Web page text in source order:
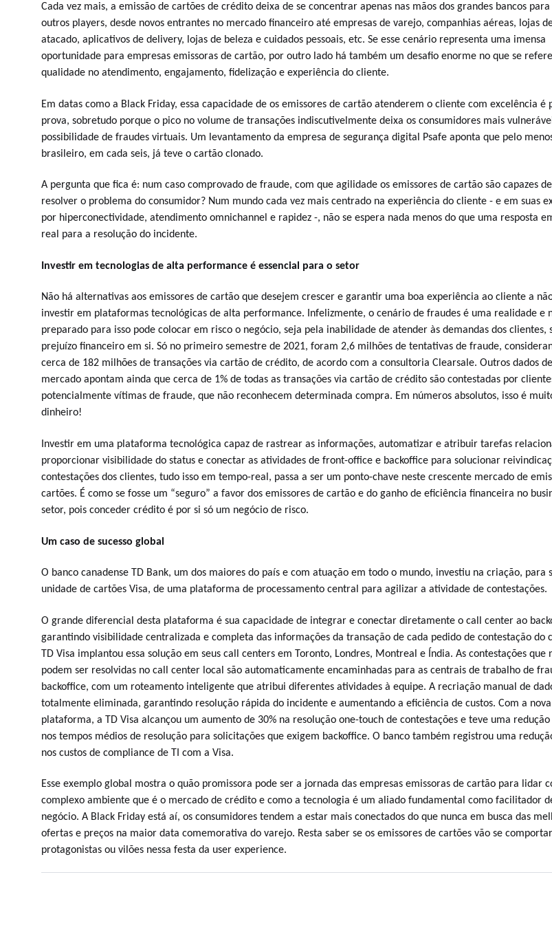
Cada vez mais, a emissão de cartões de crédito deixa de se concentrar apenas nas mãos dos grandes bancos
outros players, desde novos entrantes no mercado financeiro até empresas de varejo, companhias aéreas, lojas
atacado, aplicativos de delivery, lojas de beleza e cuidados pessoais, etc. Se esse cenário representa uma imensa
oportunidade para empresas emissoras de cartão, por outro lado há também um desafio enorme no que se
qualidade no atendimento, engajamento, fidelização e experiência do cliente.
Em datas como a Black Friday, essa capacidade de os emissores de cartão atenderem o cliente com excelência é
prova, sobretudo porque o pico no volume de transações indiscutivelmente deixa os consumidores mais
possibilidade de fraudes virtuais. Um levantamento da empresa de segurança digital Psafe aponta que pelo
brasileiro, em cada seis, já teve o cartão clonado.
A pergunta que fica é: num caso comprovado de fraude, com que agilidade os emissores de cartão são capazes de
resolver o problema do consumidor? Num mundo cada vez mais centrado na experiência do cliente - e em suas
por hiperconectividade, atendimento omnichannel e rapidez -, não se espera nada menos do que uma resposta
real para a resolução do incidente.
Investir em tecnologias de alta performance é essencial para o setor
Não há alternativas aos emissores de cartão que desejem crescer e garantir uma boa experiência ao cliente a
investir em plataformas tecnológicas de alta performance. Infelizmente, o cenário de fraudes é uma realidade e
preparado para isso pode colocar em risco o negócio, seja pela inabilidade de atender às demandas dos clientes,
prejuízo financeiro em si. Só no primeiro semestre de 2021, foram 2,6 milhões de tentativas de fraude,
cerca de 182 milhões de transações via cartão de crédito, de acordo com a consultoria Clearsale. Outros dados de
mercado apontam ainda que cerca de 1% de todas as transações via cartão de crédito são contestadas por
potencialmente vítimas de fraude, que não reconhecem determinada compra. Em números absolutos, isso é
dinheiro!
Investir em uma plataforma tecnológica capaz de rastrear as informações, automatizar e atribuir tarefas
proporcionar visibilidade do status e conectar as atividades de front-office e backoffice para solucionar
contestações dos clientes, tudo isso em tempo-real, passa a ser um ponto-chave neste crescente mercado de
cartões. É como se fosse um “seguro” a favor dos emissores de cartão e do ganho de eficiência financeira no
setor, pois conceder crédito é por si só um negócio de risco.
Um caso de sucesso global
O banco canadense TD Bank, um dos maiores do país e com atuação em todo o mundo, investiu na criação, para
unidade de cartões Visa, de uma plataforma de processamento central para agilizar a atividade de contestações.
O grande diferencial desta plataforma é sua capacidade de integrar e conectar diretamente o call center ao
garantindo visibilidade centralizada e completa das informações da transação de cada pedido de contestação do
TD Visa implantou essa solução em seus call centers em Toronto, Londres, Montreal e Índia. As contestações que
podem ser resolvidas no call center local são automaticamente encaminhadas para as centrais de trabalho de
backoffice, com um roteamento inteligente que atribui diferentes atividades à equipe. A recriação manual de
totalmente eliminada, garantindo resolução rápida do incidente e aumentando a eficiência de custos. Com a nova
plataforma, a TD Visa alcançou um aumento de 30% na resolução one-touch de contestações e teve uma redução
nos tempos médios de resolução para solicitações que exigem backoffice. O banco também registrou uma
nos custos de compliance de TI com a Visa.
Esse exemplo global mostra o quão promissora pode ser a jornada das empresas emissoras de cartão para lidar
complexo ambiente que é o mercado de crédito e como a tecnologia é um aliado fundamental como facilitador
negócio. A Black Friday está aí, os consumidores tendem a estar mais conectados do que nunca em busca das
ofertas e preços na maior data comemorativa do varejo. Resta saber se os emissores de cartões vão se
protagonistas ou vilões nessa festa da user experience.